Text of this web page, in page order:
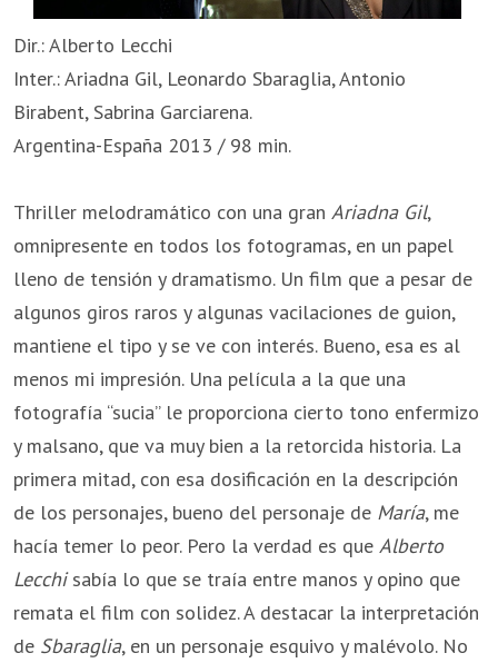
Dir.: Alberto Lecchi
Inter.: Ariadna Gil, Leonardo Sbaraglia, Antonio
Birabent, Sabrina Garciarena.
Argentina-España 2013 / 98 min.
Thriller melodramático con una gran Ariadna Gil,
omnipresente en todos los fotogramas, en un papel
lleno de tensión y dramatismo. Un film que a pesar de
algunos giros raros y algunas vacilaciones de guion,
mantiene el tipo y se ve con interés. Bueno, esa es al
menos mi impresión. Una película a la que una
fotografía “sucia” le proporciona cierto tono enfermizo
y malsano, que va muy bien a la retorcida historia. La
primera mitad, con esa dosificación en la descripción
de los personajes, bueno del personaje de María, me
hacía temer lo peor. Pero la verdad es que Alberto
Lecchisabía lo que se traía entre manos y opino que
remata el film con solidez. A destacar la interpretación
de Sbaraglia, en un personaje esquivo y malévolo. No